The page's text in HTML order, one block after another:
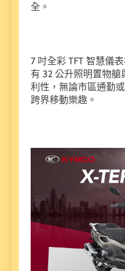
全。
7 吋全彩 TFT 智慧儀
有 32 公升照明置物艙
利性，無論市區通勤
跨界移動樂趣。